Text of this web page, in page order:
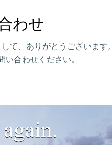
わせ
て、ありがとうございます
合わせください。